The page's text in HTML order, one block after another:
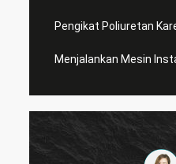
Pengikat Poliuretan
Menjalankan Mesin